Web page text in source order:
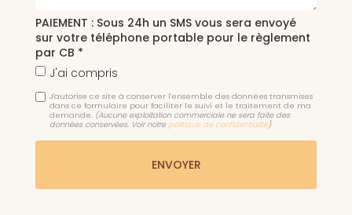
PAIEMENT : Sous 24h un SMS vous sera envoyé
sur votre téléphone portable pour le règlement
par CB *
J'ai compris
J'autorise ce site à conserver l'ensemble des données transmises
dans ce formulaire pour faciliter le suivi et le traitement de ma
demande. (Aucune exploitation commerciale ne sera faite des
données conservées. Voir notre politique de confidentialité)